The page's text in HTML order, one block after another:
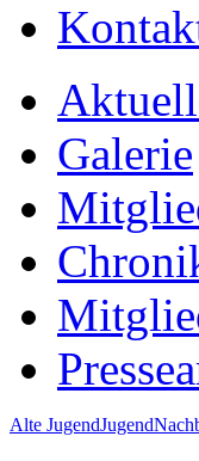
Galerie
Alte JugendJugend